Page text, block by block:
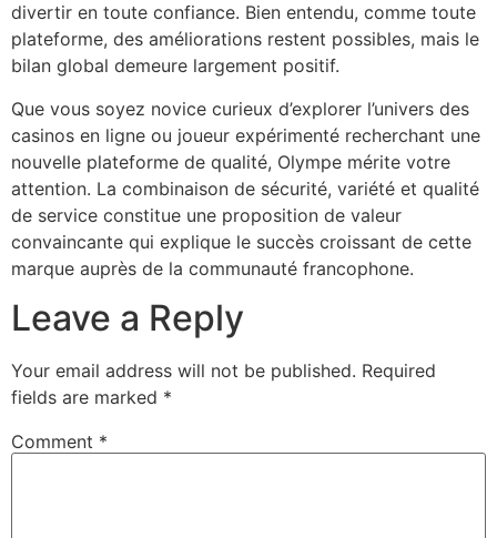
divertir en toute confiance. Bien entendu, comme toute
plateforme, des améliorations restent possibles, mais le
bilan global demeure largement positif.
Que vous soyez novice curieux d’explorer l’univers des
casinos en ligne ou joueur expérimenté recherchant une
nouvelle plateforme de qualité, Olympe mérite votre
attention. La combinaison de sécurité, variété et qualité
de service constitue une proposition de valeur
convaincante qui explique le succès croissant de cette
marque auprès de la communauté francophone.
Leave a Reply
Your email address will not be published. Required
fields are marked *
Comment *